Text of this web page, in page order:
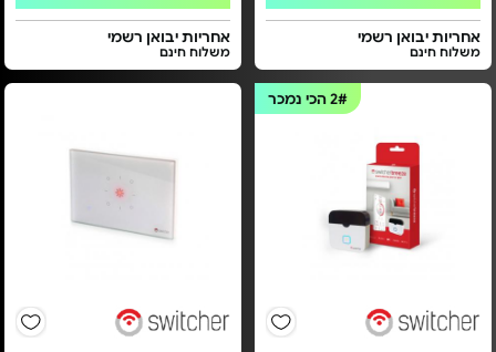
אחריות יבואן רשמי
משלוח חינם
אחריות יבואן רשמי
משלוח חינם
2#הכי נמכר